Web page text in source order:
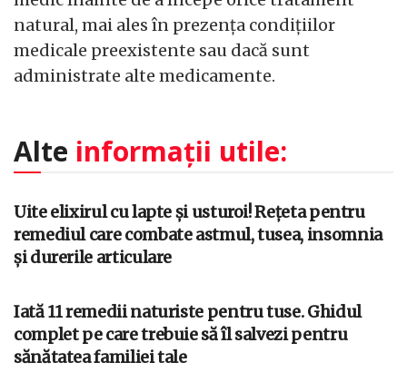
natural, mai ales în prezența condițiilor
medicale preexistente sau dacă sunt
administrate alte medicamente.
Alte informații utile:
Uite elixirul cu lapte și usturoi! Rețeta pentru
remediul care combate astmul, tusea, insomnia
și durerile articulare
Iată 11 remedii naturiste pentru tuse. Ghidul
complet pe care trebuie să îl salvezi pentru
sănătatea familiei tale